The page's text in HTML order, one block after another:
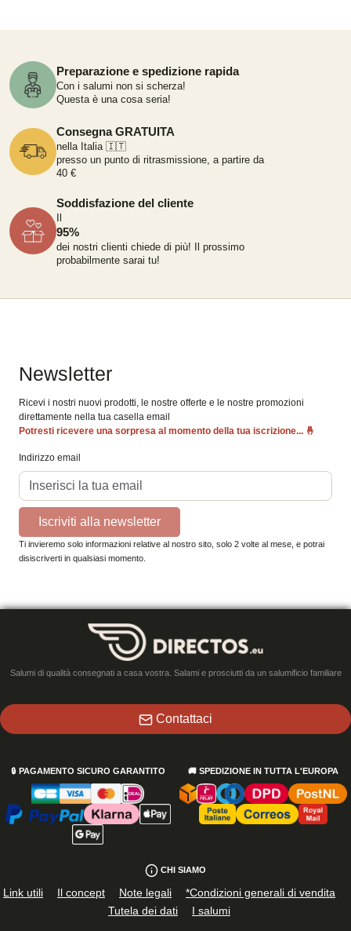
Preparazione e spedizione rapida
Con i salumi non si scherza!
Questa è una cosa seria!
Consegna GRATUITA
nella Italia 🇮🇹
presso un punto di ritrasmissione, a partire da
40 €
Soddisfazione del cliente
95%
dei nostri clienti chiede di più! Il prossimo
probabilmente sarai tu!
Newsletter
Ricevi i nostri nuovi prodotti, le nostre offerte e le nostre promozioni
direttamente nella tua casella email
Potresti ricevere una sorpresa al momento della tua iscrizione... 🤞
Indirizzo email
Iscriviti alla newsletter
Ti invieremo solo informazioni relative al nostro sito, solo 2 volte al mese, e potrai
disiscriverti in qualsiasi momento.
Salumi di qualità consegnati a casa vostra. Salami e prosciutti da un salumificio familiare
Contattaci
🔒 PAGAMENTO SICURO GARANTITO 🚚 SPEDIZIONE IN TUTTA L'EUROPA
CHI SIAMO
Link utili Il concept Note legali
*Condizioni generali di vendita
Tutela dei dati
I salumi